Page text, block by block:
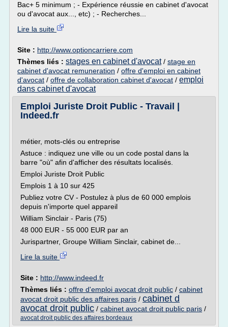
Bac+ 5 minimum ; - Expérience réussie en cabinet d'avocat
ou d'avocat aux..., etc) ; - Recherches...
Lire la suite
Site : http://www.optioncarriere.com
Thèmes liés : stages en cabinet d'avocat/ stage en
cabinet d'avocat remuneration / offre d'emploi en cabinet
d'avocat / offre de collaboration cabinet d'avocat / emploi
dans cabinet d'avocat
Emploi Juriste Droit Public - Travail |
Indeed.fr
métier, mots-clés ou entreprise
Astuce : indiquez une ville ou un code postal dans la
barre "où" afin d'afficher des résultats localisés.
Emploi Juriste Droit Public
Emplois 1 à 10 sur 425
Publiez votre CV - Postulez à plus de 60 000 emplois
depuis n'importe quel appareil
William Sinclair - Paris (75)
48 000 EUR - 55 000 EUR par an
Jurispartner, Groupe William Sinclair, cabinet de...
Lire la suite
Site : http://www.indeed.fr
Thèmes liés : offre d'emploi avocat droit public / cabinet
avocat droit public des affaires paris / cabinet d
avocat droit public / cabinet avocat droit public paris /
avocat droit public des affaires bordeaux